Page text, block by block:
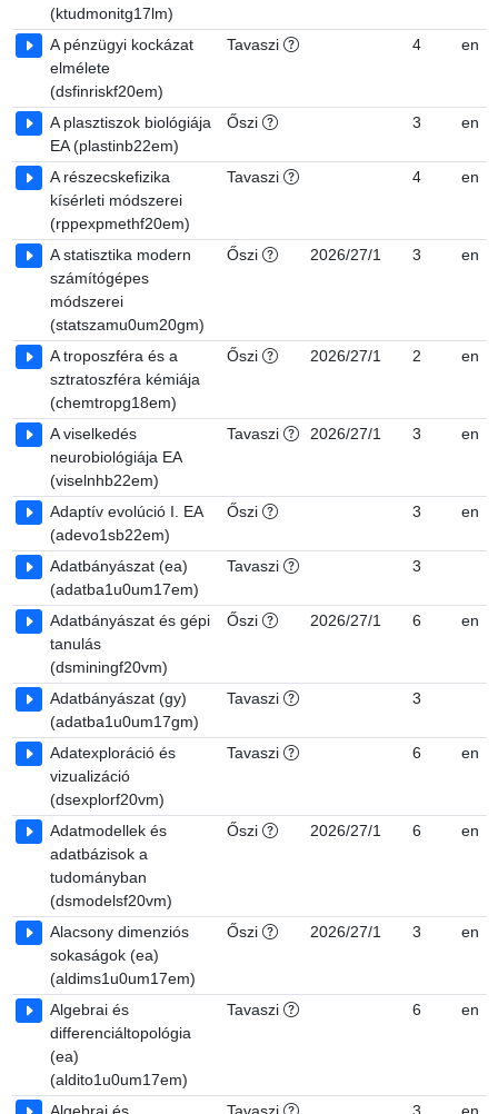
(ktudmonitg17lm)
A pénzügyi kockázat
elmélete
(dsfinriskf20em)
Tavaszi 4 en
A plasztiszok biológiája
EA (plastinb22em)
Őszi 3 en
A részecskefizika
kísérleti módszerei
(rppexpmethf20em)
Tavaszi 4 en
A statisztika modern
számítógépes
módszerei
(statszamu0um20gm)
Őszi 2026/27/1 3 en
A troposzféra és a
sztratoszféra kémiája
(chemtropg18em)
Őszi 2026/27/1 2 en
A viselkedés
neurobiológiája EA
(viselnhb22em)
Tavaszi 2026/27/1 3 en
Adaptív evolúció I. EA
(adevo1sb22em)
Őszi 3 en
Adatbányászat (ea)
(adatba1u0um17em)
Tavaszi 3
Adatbányászat és gépi
tanulás
(dsminingf20vm)
Őszi 2026/27/1 6 en
Adatbányászat (gy)
(adatba1u0um17gm)
Tavaszi 3
Adatexploráció és
vizualizáció
(dsexplorf20vm)
Tavaszi 6 en
Adatmodellek és
adatbázisok a
tudományban
(dsmodelsf20vm)
Őszi 2026/27/1 6 en
Alacsony dimenziós
sokaságok (ea)
(aldims1u0um17em)
Őszi 2026/27/1 3 en
Algebrai és
differenciáltopológia
(ea)
(aldito1u0um17em)
Tavaszi 6 en